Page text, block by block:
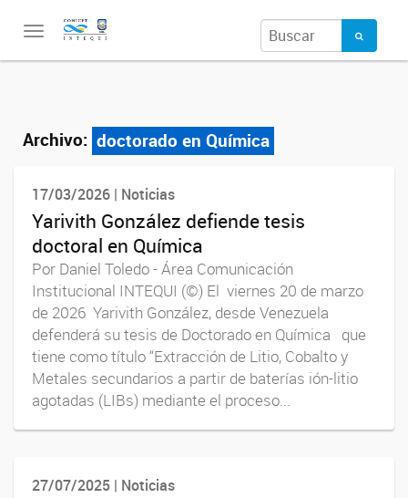
Toggle
Archivo: doctorado en Química
17/03/2026 | Noticias
Yarivith González defiende tesis
doctoral en Química
Por Daniel Toledo - Área Comunicación
Institucional INTEQUI (©) El viernes 20 de marzo
de 2026 Yarivith González, desde Venezuela
defenderá su tesis de Doctorado en Química que
tiene como título “Extracción de Litio, Cobalto y
Metales secundarios a partir de baterías ión-litio
agotadas (LIBs) mediante el proceso...
27/07/2025 | Noticias